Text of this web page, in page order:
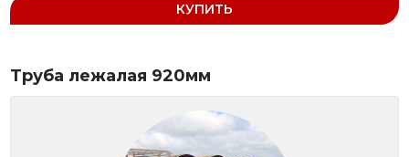
КУПИТЬ
Труба лежалая 920мм